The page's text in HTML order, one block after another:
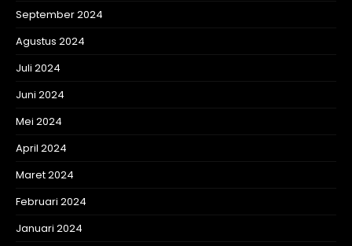
September 2024
Agustus 2024
Juli 2024
Juni 2024
Mei 2024
April 2024
Maret 2024
Februari 2024
Januari 2024